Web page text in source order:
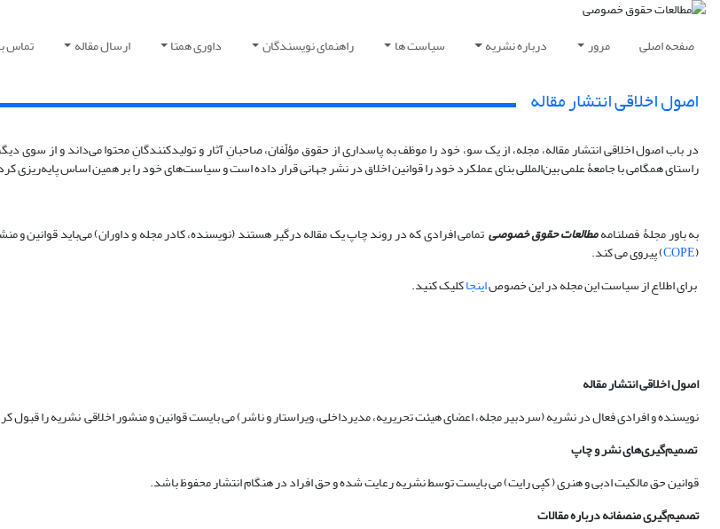
صفحه اصلی مرور درباره نشریه سیاست ها راهنمای نویسندگان داوری همتا ارسال مقاله تماس
اصول اخلاقی انتشار مقاله
در باب اصول اخلاقی انتشار مقاله، مجله، از یک سو، خود را موظف به پاسداری از حقوق مؤلّفان، صاحبانِ آثار و تولیدکنندگانِ محتوا می‌داند و از
راستای همگامی با جامعۀ علمی بین‌المللی بنای عملکرد خود را قوانین اخلاق در نشر جهانی قرار داده است و سیاست‌های خود را بر همین اساس پایه‌ریزی
به باور مجلۀ فصلنامهمطالعاتحقوق خصوصیتمامی افرادی که در روند چاپ یک مقاله درگیر هستند (نویسنده، کادر مجله و داوران) می‌باید قوانین و
(
COPE) پیروی می کند.
برای اطلاع از سیاست این مجله در این خصوصاینجاکلیک کنید.
اصول اخلاقی انتشار مقاله
نویسنده و افرادی فعال در نشریه (سردبیر مجله، اعضای هیئت تحریریه، مدیرداخلی، ویراستار و ناشر) می بایست قوانین و منشور اخلاقی نشریه را قبول
تصمیم‌گیری‌های نشر و چاپ
قوانین حق مالکیت ادبی و هنری ( کپی رایت) می بایست توسط نشریه رعایت شده و حق افراد در هنگام انتشار محفوظ باشد.
تصمیم‌گیری منصفانه درباره مقالات